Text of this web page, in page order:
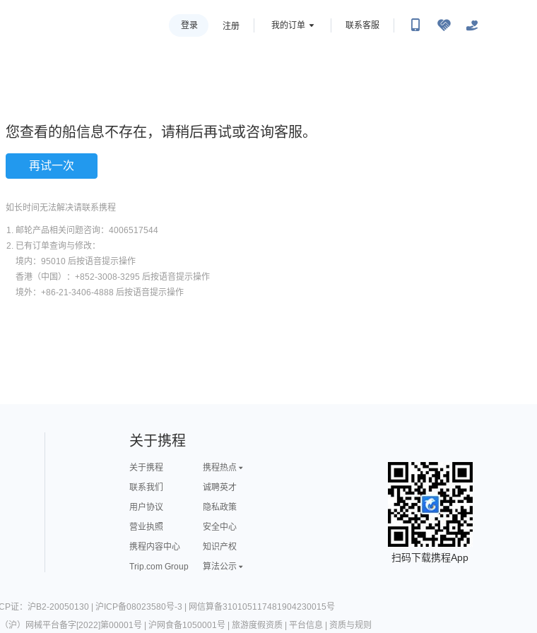
登录 注册 我的订单 联系客服
您查看的船信息不存在，请稍后再试或咨询客服。
再试一次
如长时间无法解决请联系携程
邮轮产品相关问题咨询：4006517544
已有订单查询与修改：
境内：95010 后按语音提示操作
香港（中国）：+852-3008-3295 后按语音提示操作
境外：+86-21-3406-4888 后按语音提示操作
关于携程
关于携程
携程热点
联系我们
诚聘英才
用户协议
隐私政策
营业执照
安全中心
携程内容中心
知识产权
Trip.com Group
算法公示
扫码下载携程App
证：沪B2-20050130 沪ICP备08023580号-3
网信算备310105117481904230015号
（沪）网械平台备字[2022]第00001号 沪网食备1050001号 旅游度假资质| 平台信息 资质与规则